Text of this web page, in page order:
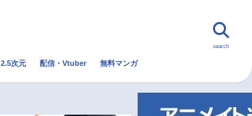
search
2.5次元 配信・Vtuber 無料マンガ